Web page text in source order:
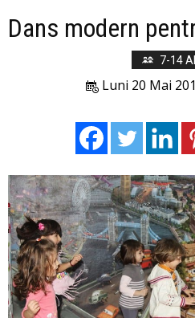
Dans modern
7-14
Luni 20 Mai